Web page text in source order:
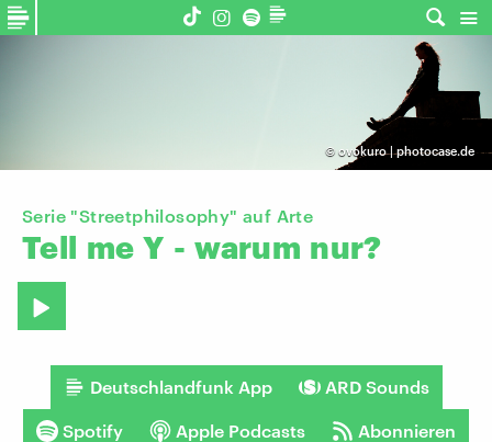
© ovokuro | photocase.de
Serie "Streetphilosophy" auf Arte
Tell me Y - warum nur?
Deutschlandfunk App ARD Sounds
Spotify Apple Podcasts Abonnieren